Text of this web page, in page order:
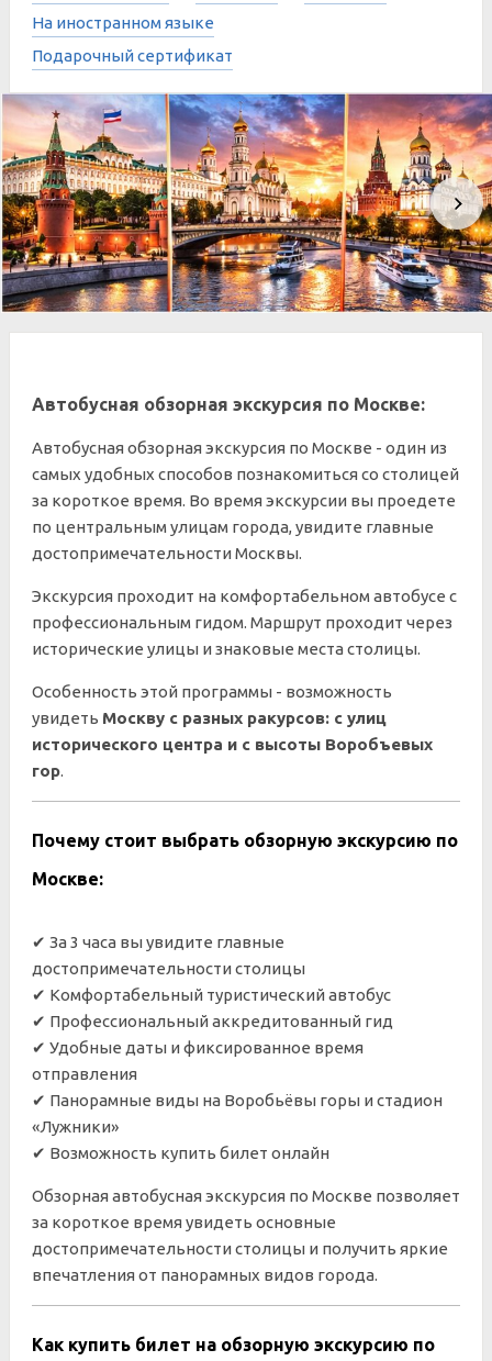
На иностранном языке
Подарочный сертификат
Автобусная обзорная экскурсия по Москве:
Автобусная обзорная экскурсия по Москве - один из
самых удобных способов познакомиться со столицей
за короткое время. Во время экскурсии вы проедете
по центральным улицам города, увидите главные
достопримечательности Москвы.
Экскурсия проходит на комфортабельном автобусе с
профессиональным гидом. Маршрут проходит через
исторические улицы и знаковые места столицы.
Особенность этой программы - возможность
увидеть Москву с разных ракурсов: с улиц
исторического центра и с высоты Воробъевых
гор.
Почему стоит выбрать обзорную экскурсию по
Москве:
✔ За 3 часа вы увидите главные
достопримечательности столицы
✔ Комфортабельный туристический автобус
✔ Профессиональный аккредитованный гид
✔ Удобные даты и фиксированное время
отправления
✔ Панорамные виды на Воробьёвы горы и стадион
«Лужники»
✔ Возможность купить билет онлайн
Обзорная автобусная экскурсия по Москве позволяет
за короткое время увидеть основные
достопримечательности столицы и получить яркие
впечатления от панорамных видов города.
Как купить билет на обзорную экскурсию по